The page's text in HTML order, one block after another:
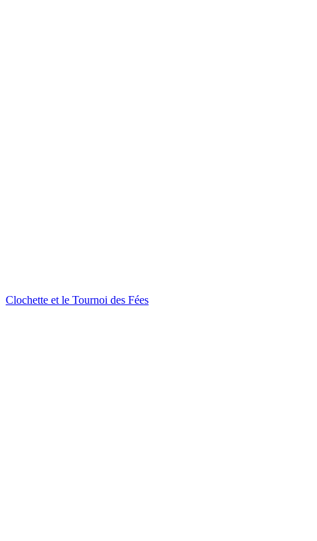
Clochette et le Tournoi des Fées